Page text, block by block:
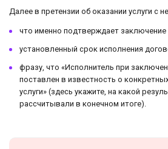
Далее в претензии об оказании услуги с
что именно подтверждает заключение
установленный срок исполнения
фразу, что «Исполнитель при
поставлен в известность о
услуги» (здесь укажите, на какой
рассчитывали в конечном итоге).